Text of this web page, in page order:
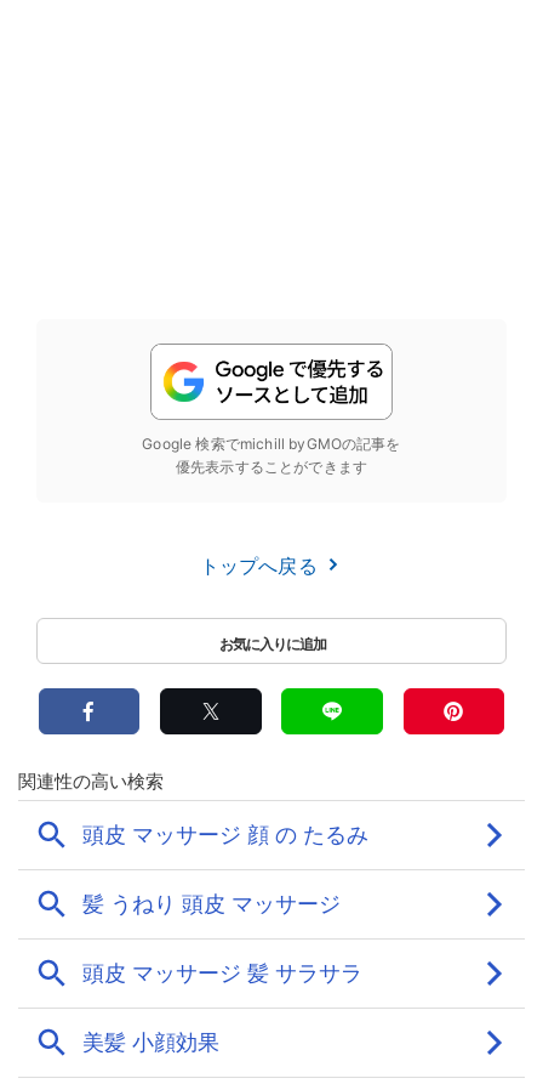
Google 検索でmichill byGMOの記事を
優先表示することができます
トップへ戻る